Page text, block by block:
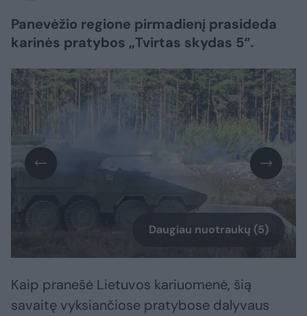
Panevėžio regione pirmadienį prasideda
karinės pratybos „Tvirtas skydas 5“.
Daugiau nuotraukų (5)
Kaip pranešė Lietuvos kariuomenė, šią
savaitę vyksiančiose pratybose dalyvaus